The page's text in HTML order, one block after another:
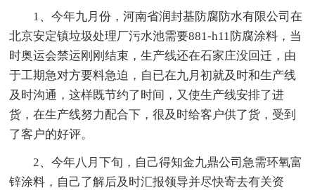
1、今年九月份，河南省润封基防腐防水有限公司在
北京安定镇垃圾处理厂污水池需要881-h11防腐涂料，当
时奥运会禁运刚刚结束，生产线还在石家庄没回迁，由
于工期急对方要料急迫，自已在九月初就及时和生产线
及时沟通，这样既节约了时间，又使生产线安排了进
货，在生产线努力配合下，很及时给客户供了货，受到
了客户的好评。
2、今年八月下旬，自己得知金九鼎公司急需环氧富
锌涂料，自己了解后及时汇报领导并尽快寄去有关资